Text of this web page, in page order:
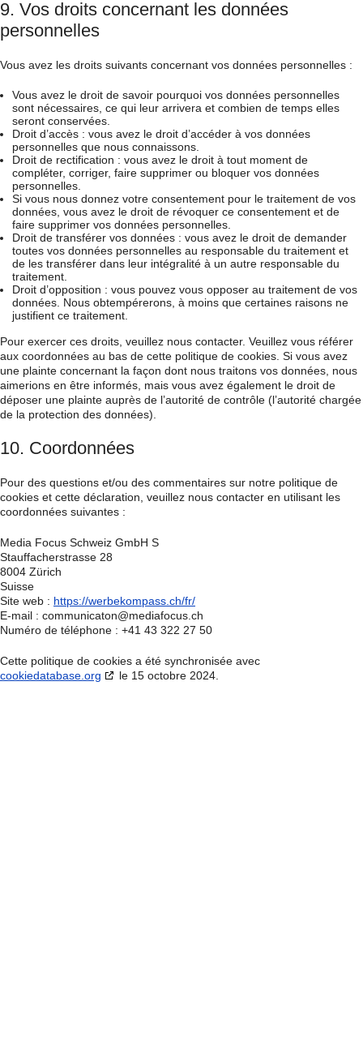
9. Vos droits concernant les données
personnelles
Vous avez les droits suivants concernant vos données personnelles :
Vous avez le droit de savoir pourquoi vos données personnelles
sont nécessaires, ce qui leur arrivera et combien de temps elles
seront conservées.
Droit d’accès : vous avez le droit d’accéder à vos données
personnelles que nous connaissons.
Droit de rectification : vous avez le droit à tout moment de
compléter, corriger, faire supprimer ou bloquer vos données
personnelles.
Si vous nous donnez votre consentement pour le traitement de vos
données, vous avez le droit de révoquer ce consentement et de
faire supprimer vos données personnelles.
Droit de transférer vos données : vous avez le droit de demander
toutes vos données personnelles au responsable du traitement et
de les transférer dans leur intégralité à un autre responsable du
traitement.
Droit d’opposition : vous pouvez vous opposer au traitement de vos
données. Nous obtempérerons, à moins que certaines raisons ne
justifient ce traitement.
Pour exercer ces droits, veuillez nous contacter. Veuillez vous référer
aux coordonnées au bas de cette politique de cookies. Si vous avez
une plainte concernant la façon dont nous traitons vos données, nous
aimerions en être informés, mais vous avez également le droit de
déposer une plainte auprès de l’autorité de contrôle (l’autorité chargée
de la protection des données).
10. Coordonnées
Pour des questions et/ou des commentaires sur notre politique de
cookies et cette déclaration, veuillez nous contacter en utilisant les
coordonnées suivantes :
Media Focus Schweiz GmbH S
Stauffacherstrasse 28
8004 Zürich
Suisse
Site web : https://werbekompass.ch/fr/
E-mail : communicaton@mediafocus.ch
Numéro de téléphone : +41 43 322 27 50
Cette politique de cookies a été synchronisée avec
cookiedatabase.org
le 15 octobre 2024.